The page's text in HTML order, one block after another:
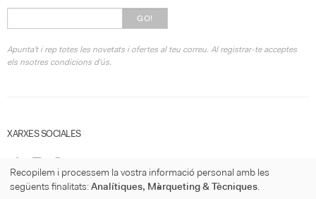
GO!
Apunta't i rep totes les novetats i ofertes al teu correu. Al registrar-te acceptes
els nsotres condicions d'ús.
XARXES SOCIALES
Recopilem i processem la vostra informació personal amb les
següents finalitats:Analítiques, Màrqueting & Tècniques.